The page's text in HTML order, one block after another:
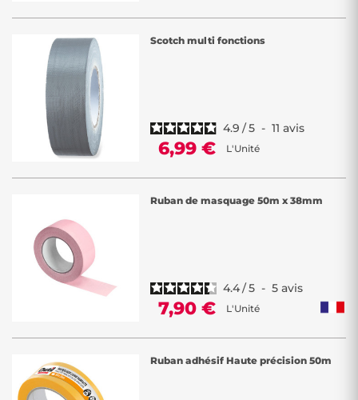
Scotch multi fonctions
4.9 /5 - 11 avis
6,99 € L'Unité
Ruban de masquage 50m x 38mm
4.4/5 - 5 avis
7,90 € L'Unité
Ruban adhésif Haute précision 50m